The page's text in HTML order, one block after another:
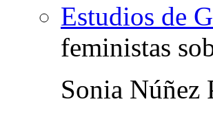
Estudios de
feministas
Sonia Núñez